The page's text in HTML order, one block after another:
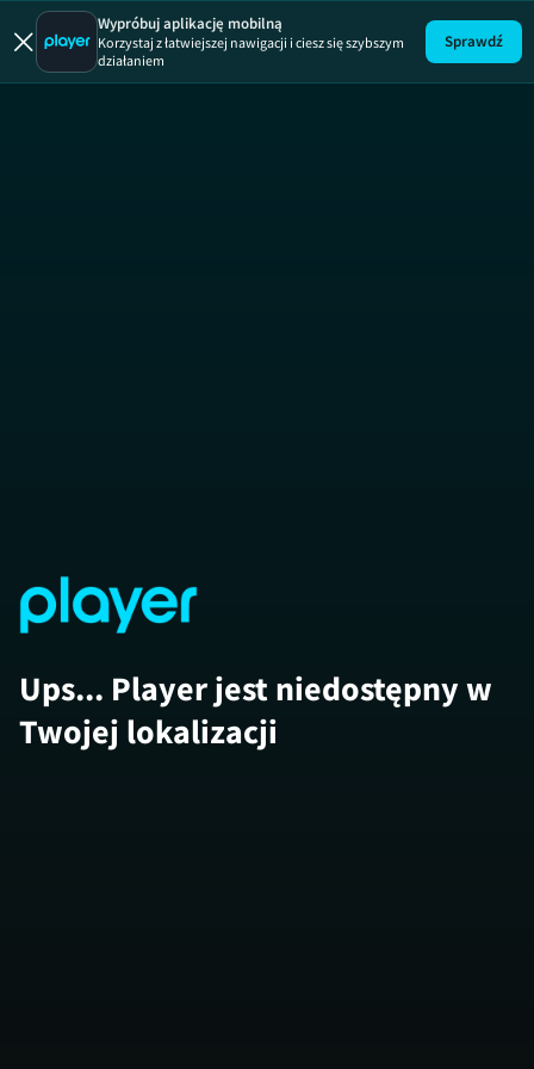
Wypróbuj aplikację mobilną
Korzystaj z łatwiejszej nawigacji i ciesz się szybszym
działaniem
Sprawdź
Ups... Player jest niedostępny w
Twojej lokalizacji